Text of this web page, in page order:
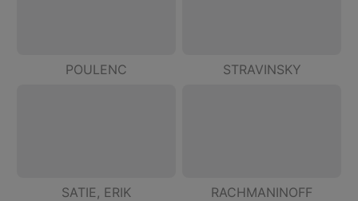
POULENC STRAVINSKY
SATIE, ERIK RACHMANINOFF